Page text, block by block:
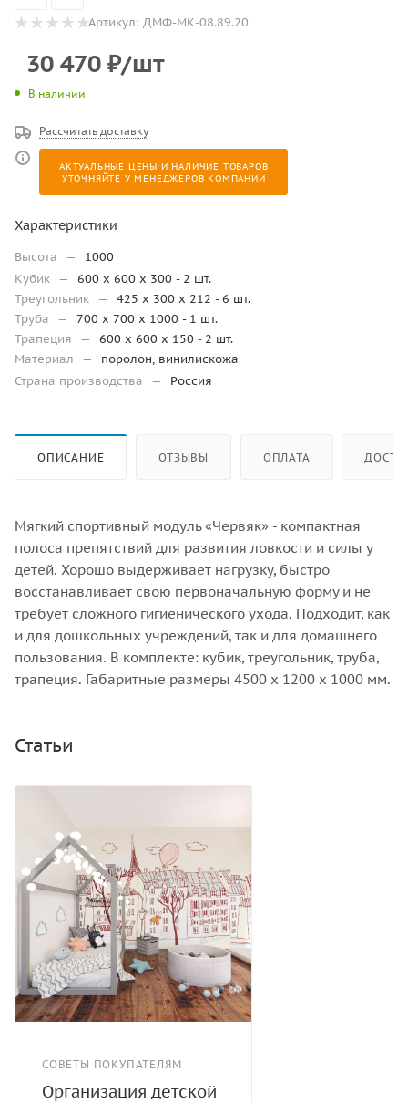
Артикул: ДМФ-МК-08.89.20
30 470 ₽/шт
В наличии
Рассчитать доставку
АКТУАЛЬНЫЕ ЦЕНЫ И НАЛИЧИЕ ТОВАРОВ
УТОЧНЯЙТЕ У МЕНЕДЖЕРОВ КОМПАНИИ
Характеристики
Высота —
1000
Кубик —
600 х 600 х 300 - 2 шт.
Треугольник —
425 х 300 х 212 - 6 шт.
Труба
—
700 х 700 х 1000 - 1 шт.
Трапеция
—
600 х 600 х 150 - 2 шт.
Материал
—
поролон, винилискожа
Страна производства
— Россия
ОПИСАНИЕ ОТЗЫВЫ ОПЛАТА
Мягкий спортивный модуль «Червяк» - компактная
полоса препятствий для развития ловкости и силы у
детей. Хорошо выдерживает нагрузку, быстро
восстанавливает свою первоначальную форму и не
требует сложного гигиенического ухода. Подходит, как
и для дошкольных учреждений, так и для домашнего
пользования. В комплекте: кубик, треугольник, труба,
трапеция. Габаритные размеры 4500 x 1200 х 1000 мм.
Статьи
СОВЕТЫ ПОКУПАТЕЛЯМ
Организация детской